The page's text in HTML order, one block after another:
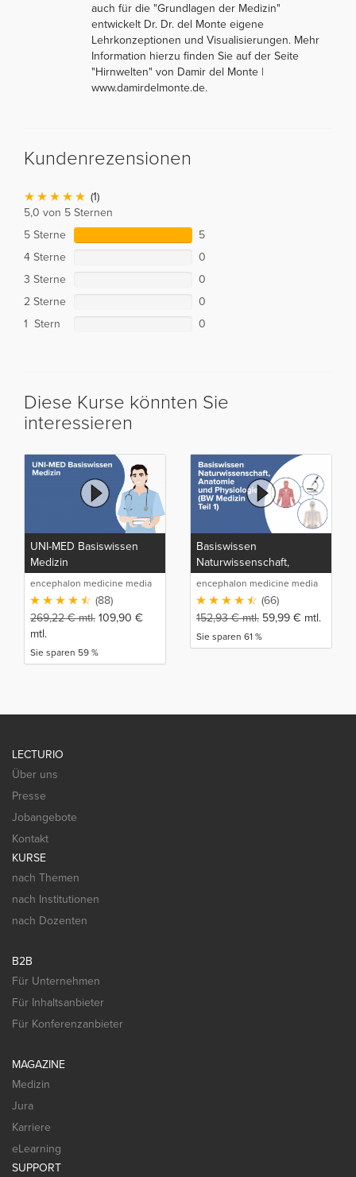
auch für die "Grundlagen der Medizin"
entwickelt Dr. Dr. del Monte eigene
Lehrkonzeptionen und Visualisierungen. Mehr
Information hierzu finden Sie auf der Seite
"Hirnwelten" von Damir del Monte |
www.damirdelmonte.de.
Kundenrezensionen
(1)
5,0 von 5 Sternen
5 Sterne
5
4 Sterne
0
3 Sterne
0
2 Sterne
0
1 Stern
0
Diese Kurse könnten Sie
interessieren
UNI-MED Basiswissen
Medizin
encephalon medicine media
production GmbH(88)
269,22€mtl. 109,90 €
mtl.
Sie sparen 59 %
Basiswissen
Naturwissenschaft,
Anatomie und Physiologie
(BW Medizin Teil 1)
encephalon medicine media
production GmbH(66)
152,93€mtl. 59,99 € mtl.
Sie sparen 61 %
LECTURIO
Über uns
Presse
Jobangebote
Kontakt
KURSE
nach Themen
nach Institutionen
nach Dozenten
B2B
Für Unternehmen
Für Inhaltsanbieter
Für Konferenzanbieter
MAGAZINE
Medizin
Jura
Karriere
eLearning
SUPPORT